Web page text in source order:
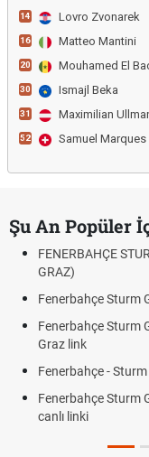
14 Lovro Zvonarek
16 Matteo Mantini
20
30 Ismajl Beka
31 Maximilian
52 Samuel Marques
Şu An Popüler
FENERBAHÇE
GRAZ)
Fenerbahçe Sturm
Fenerbahçe Sturm
Graz link
Fenerbahçe -
Fenerbahçe Sturm
canlı linki